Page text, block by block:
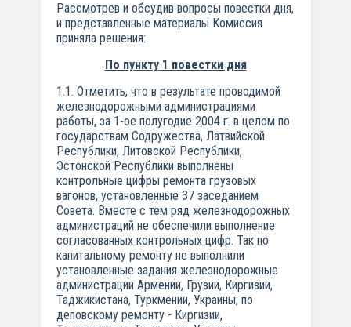
Рассмотрев и обсудив вопросы повестки дня,
и представленные материалы Комиссия
приняла решения:
По пункту 1 повестки дня
1.1. Отметить, что в результате проводимой
железнодорожными администрациями
работы, за 1-ое полугодие 2004 г. в целом по
государствам Содружества, Латвийской
Республики, Литовской Республики,
Эстонской Республики выполнены
контрольные цифры ремонта грузовых
вагонов, установленные 37 заседанием
Совета. Вместе с тем ряд железнодорожных
администраций не обеспечили выполнение
согласованных контрольных цифр. Так по
капитальному ремонту не выполнили
установленные задания железнодорожные
администрации Армении, Грузии, Киргизии,
Таджикистана, Туркмении, Украины; по
деповскому ремонту - Киргизии,